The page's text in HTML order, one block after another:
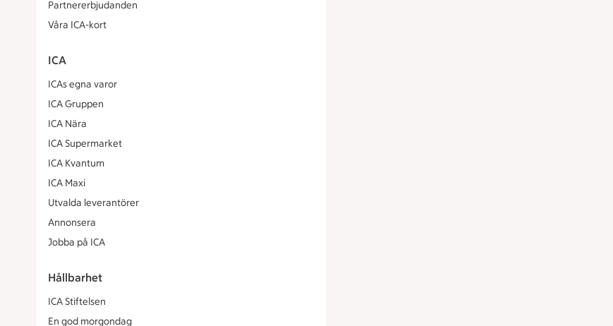
Partnererbjudanden
Våra ICA-kort
ICA
ICAs egna varor
ICA Gruppen
ICA Nära
ICA Supermarket
ICA Kvantum
ICA Maxi
Utvalda leverantörer
Annonsera
Jobba på ICA
Hållbarhet
ICA Stiftelsen
En god morgondag